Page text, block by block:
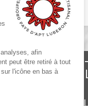
et Artisanal
afin
peut être retiré à tout
l'icône en bas à